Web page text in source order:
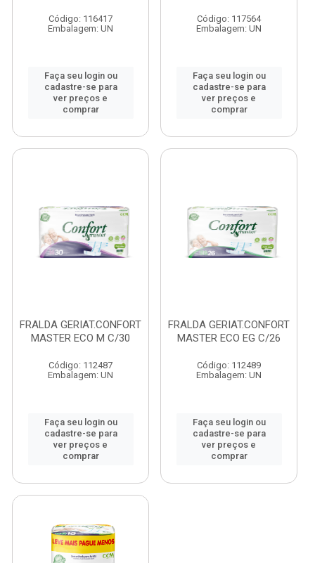
Código: 116417
Embalagem: UN
Faça seu login ou
cadastre-se para
ver preços e
comprar
Código: 117564
Embalagem: UN
Faça seu login ou
cadastre-se para
ver preços e
comprar
FRALDA GERIAT.CONFORT
MASTER ECO M C/30
Código: 112487
Embalagem: UN
Faça seu login ou
cadastre-se para
ver preços e
comprar
FRALDA GERIAT.CONFORT
MASTER ECO EG C/26
Código: 112489
Embalagem: UN
Faça seu login ou
cadastre-se para
ver preços e
comprar